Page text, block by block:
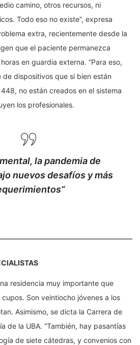
camino, otros recursos, ni
Todo eso no existe”, expresa
extra, recientemente desde la
que el paciente permanezca
en guardia externa. “Para eso,
de dispositivos que si bien están
no están creados en el sistema
los profesionales.
la pandemia de
nuevos desafíos y más
residencia muy importante que
Son veintiocho jóvenes a los
Asimismo, se dicta la Carrera de
de la UBA. “También, hay pasantías
de siete cátedras, y convenios con